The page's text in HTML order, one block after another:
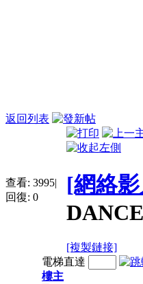
返回列表
查看: 3995|
回復: 0
[網絡
[複製鏈接]
電梯直達
樓主